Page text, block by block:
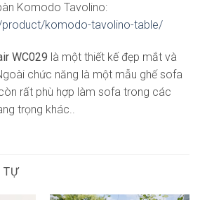
Komodo Tavolino:
product/komodo-tavolino-table/
WC029 là một thiết kế đẹp mắt và
chức năng là một mẫu ghế sofa
rất phù hợp làm sofa trong các
trọng khác..
TỰ